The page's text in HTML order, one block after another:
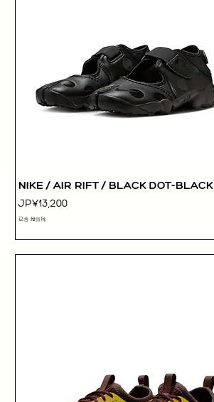
快速瀏覽
NIKE / AIR RIFT / BLACK DOT-BLACK
價格
JP¥13,200
已含 增值税